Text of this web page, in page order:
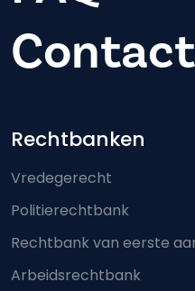
Contact
Footer-
Rechtbanken
Vredegerecht
Politierechtbank
Rechtbank van eerste
Arbeidsrechtbank